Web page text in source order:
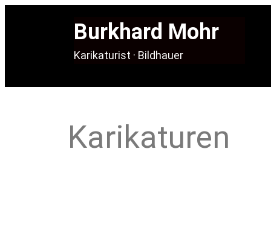
Burkhard Mohr
Karikaturist · Bildhauer
Karikaturen